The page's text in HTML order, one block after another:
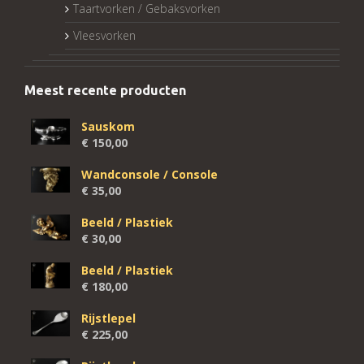
Taartvorken / Gebaksvorken
Vleesvorken
Meest recente producten
Sauskom
€ 150,00
Wandconsole / Console
€ 35,00
Beeld / Plastiek
€ 30,00
Beeld / Plastiek
€ 180,00
Rijstlepel
€ 225,00